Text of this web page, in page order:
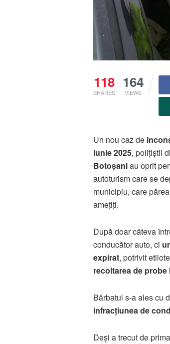
118
SHARES
164
VIEWS
Un nou caz de
iunie 2025, polițiștii
Botoșaniau oprit
autoturism care se
municipiu, care
amețiți.
După doar câteva
conducător auto, ci
expirat, potrivit
recoltarea de
Bărbatul s-a ales cu
infracțiunea de
Deși a trecut de